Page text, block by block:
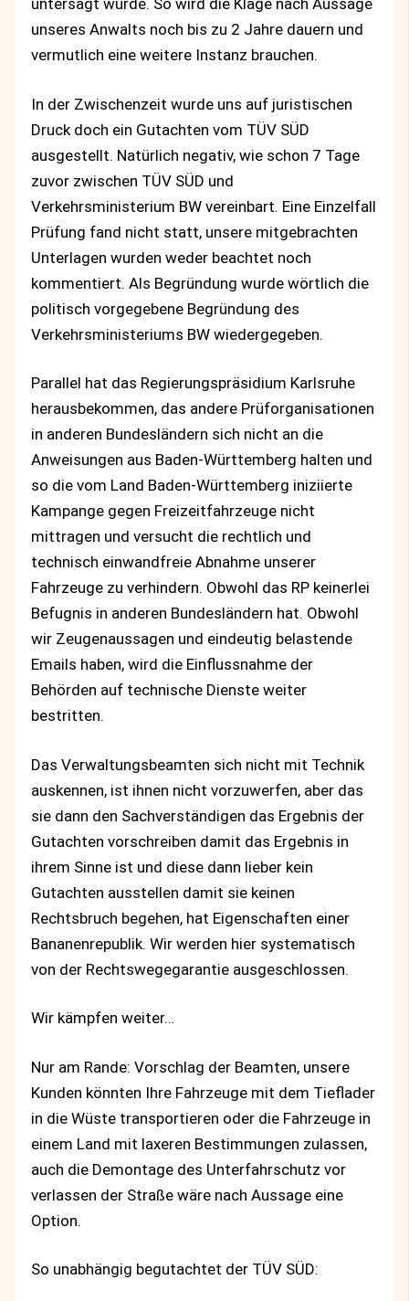
untersagt wurde. So wird die Klage nach Aussage
unseres Anwalts noch bis zu 2 Jahre dauern und
vermutlich eine weitere Instanz brauchen.
In der Zwischenzeit wurde uns auf juristischen
Druck doch ein Gutachten vom TÜV SÜD
ausgestellt. Natürlich negativ, wie schon 7 Tage
zuvor zwischen TÜV SÜD und
Verkehrsministerium BW vereinbart. Eine Einzelfall
Prüfung fand nicht statt, unsere mitgebrachten
Unterlagen wurden weder beachtet noch
kommentiert. Als Begründung wurde wörtlich die
politisch vorgegebene Begründung des
Verkehrsministeriums BW wiedergegeben.
Parallel hat das Regierungspräsidium Karlsruhe
herausbekommen, das andere Prüforganisationen
in anderen Bundesländern sich nicht an die
Anweisungen aus Baden-Württemberg halten und
so die vom Land Baden-Württemberg iniziierte
Kampange gegen Freizeitfahrzeuge nicht
mittragen und versucht die rechtlich und
technisch einwandfreie Abnahme unserer
Fahrzeuge zu verhindern. Obwohl das RP keinerlei
Befugnis in anderen Bundesländern hat. Obwohl
wir Zeugenaussagen und eindeutig belastende
Emails haben, wird die Einflussnahme der
Behörden auf technische Dienste weiter
bestritten.
Das Verwaltungsbeamten sich nicht mit Technik
auskennen, ist ihnen nicht vorzuwerfen, aber das
sie dann den Sachverständigen das Ergebnis der
Gutachten vorschreiben damit das Ergebnis in
ihrem Sinne ist und diese dann lieber kein
Gutachten ausstellen damit sie keinen
Rechtsbruch begehen, hat Eigenschaften einer
Bananenrepublik. Wir werden hier systematisch
von der Rechtswegegarantie ausgeschlossen.
Wir kämpfen weiter…
Nur am Rande: Vorschlag der Beamten, unsere
Kunden könnten Ihre Fahrzeuge mit dem Tieflader
in die Wüste transportieren oder die Fahrzeuge in
einem Land mit laxeren Bestimmungen zulassen,
auch die Demontage des Unterfahrschutz vor
verlassen der Straße wäre nach Aussage eine
Option.
So unabhängig begutachtet der TÜV SÜD: